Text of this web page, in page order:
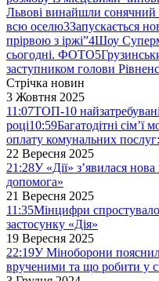
Львові винайшли сонячний
всю оселю3Запускається
прірвою з іржі”4Шоу
сьогодні. ФОТО5
заступником голови
Стрічка новин
3 Жовтня 2025
11:07ТОП-10
році10:59Багатодітні
оплату комунальних
22 Вересня 2025
21:28У «Дії» з’явилася
допомога»
21 Вересня 2025
11:35Мінцифри
застосунку «Дія»
19 Вересня 2025
22:19У Міноборони
врученими та що робити у